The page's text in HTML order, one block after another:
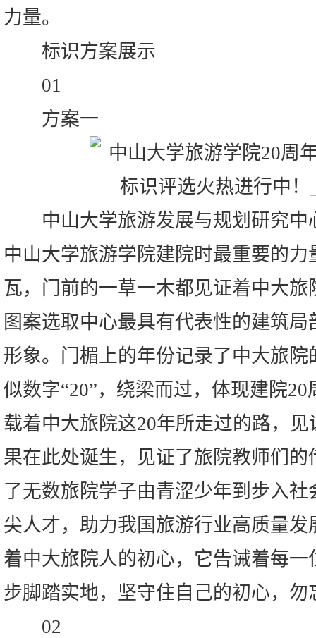
力量。
标识方案展示
01
方案一
中山大学旅游发展与规划研究中
中山大学旅游学院建院时最重要的
瓦，门前的一草一木都见证着中大
图案选取中心最具有代表性的建筑
形象。门楣上的年份记录了中大旅
似数字“20”，绕梁而过，体现建院
载着中大旅院这20年所走过的路，
果在此处诞生，见证了旅院教师们
了无数旅院学子由青涩少年到步入
尖人才，助力我国旅游行业高质量
着中大旅院人的初心，它告诫着每
步脚踏实地，坚守住自己的初心，勿
02